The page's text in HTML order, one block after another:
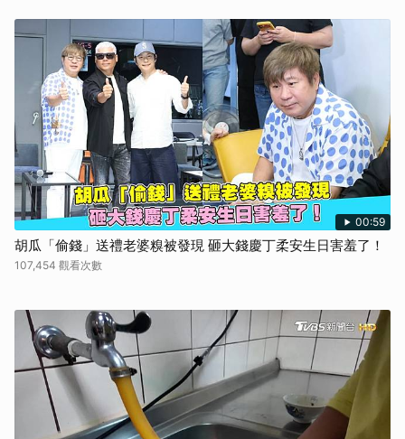
00:59
胡瓜「偷錢」送禮老婆糗被發現 砸大錢慶丁柔安生日害羞了！
107,454 觀看次數